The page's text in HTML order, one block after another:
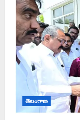
తెలంగాణ